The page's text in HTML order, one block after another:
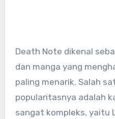
Death Note dikenal sebagai salah satu anime
dan manga yang
paling menarik. Salah
popularitasnya adalah
sangat kompleks, yaitu